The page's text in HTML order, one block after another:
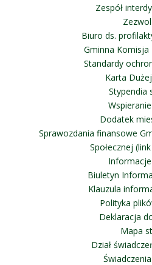
Zespół
Biuro ds.
Gminna Komisja
Standardy
Karta
Stypendia
Dodatek
Sprawozdania finansowe
Społecznej
Biuletyn
Klauzula
Polityka
Deklaracja
Mapa
Dział